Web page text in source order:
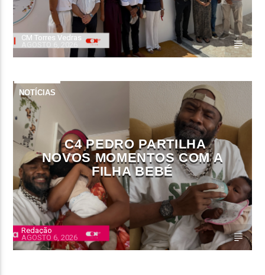
CM Torres Vedras
NOTÍCIAS
C4 PEDRO PARTILHA
NOVOS MOMENTOS COM A
FILHA BEBÉ
Redação
AGOSTO 6, 2026